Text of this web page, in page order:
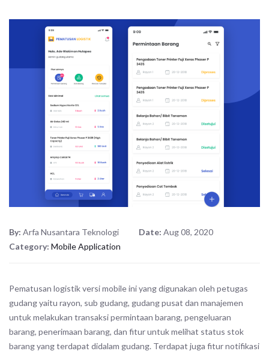
By: Arfa Nusantara Teknologi Date: Aug 08, 2020
Category: Mobile Application
Pematusan logistik versi mobile ini yang digunakan oleh petugas
gudang yaitu rayon, sub gudang, gudang pusat dan manajemen
untuk melakukan transaksi permintaan barang, pengeluaran
barang, penerimaan barang, dan fitur untuk melihat status stok
barang yang terdapat didalam gudang. Terdapat juga fitur notifikasi